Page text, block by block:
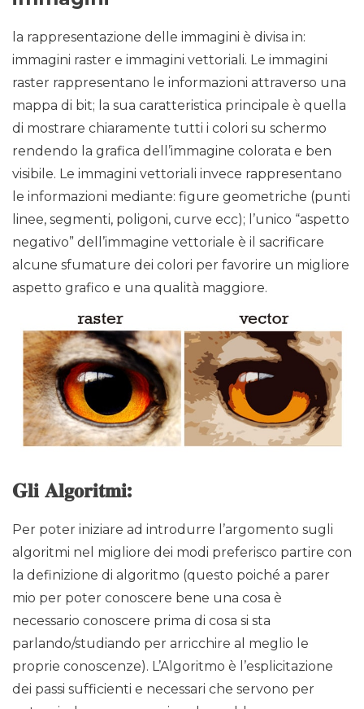
la rappresentazione delle immagini è divisa in:
immagini raster e immagini vettoriali. Le immagini
raster rappresentano le informazioni attraverso una
mappa di bit; la sua caratteristica principale è quella
di mostrare chiaramente tutti i colori su schermo
rendendo la grafica dell’immagine colorata e ben
visibile. Le immagini vettoriali invece rappresentano
le informazioni mediante: figure geometriche (punti
linee, segmenti, poligoni, curve ecc); l’unico “aspetto
negativo” dell’immagine vettoriale è il sacrificare
alcune sfumature dei colori per favorire un migliore
aspetto grafico e una qualità maggiore.
𝐆𝐥𝐢 𝐀𝐥𝐠𝐨𝐫𝐢𝐭𝐦𝐢:
Per poter iniziare ad introdurre l’argomento sugli
algoritmi nel migliore dei modi preferisco partire con
la definizione di algoritmo (questo poiché a parer
mio per poter conoscere bene una cosa è
necessario conoscere prima di cosa si sta
parlando/studiando per arricchire al meglio le
proprie conoscenze). L’Algoritmo è l’esplicitazione
dei passi sufficienti e necessari che servono per